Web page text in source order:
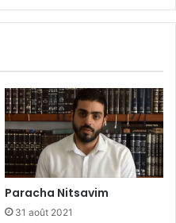
Paracha Nitsavim
31 août 2021